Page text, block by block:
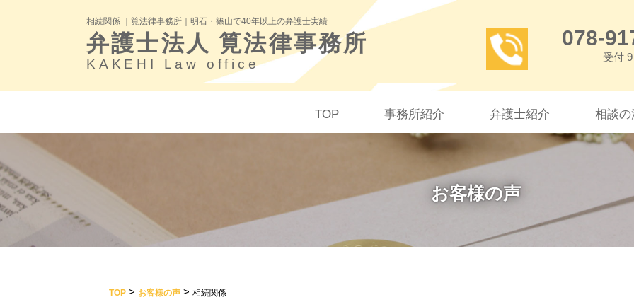
相続関係 ｜筧法律事務所｜明石・篠山で40年以上の弁護士実績
弁護士法人 筧法律事務所
KAKEHI Law office
078-
受付
TOP 事務所紹介 弁護士紹介 相談の
お客様の声
TOP > お客様の声 > 相続関係